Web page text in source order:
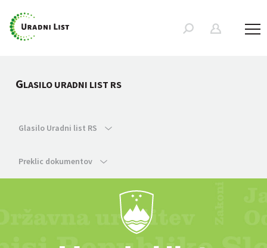
GLASILO URADNI LIST RS
Glasilo Uradni list RS
Preklic dokumentov